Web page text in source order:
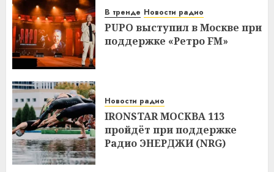
В тренде Новости радио
PUPO выступил в Москве при
поддержке «Ретро FM»
Новости радио
IRONSTAR МОСКВА 113
пройдёт при поддержке
Радио ЭНЕРДЖИ (NRG)